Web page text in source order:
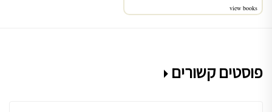
view books
פוסטים קשורים